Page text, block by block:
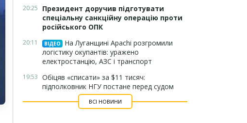
20:25
Президент доручив підготувати
спеціальну санкційну операцію проти
російського ОПК
20:11 ВІДЕО
На Луганщині Apachi розгромили
логістику окупантів: уражено
електростанцію, АЗС і транспорт
19:53 Обіцяв «списати» за $11 тисяч:
підполковник НГУ постане перед судом
ВСІ НОВИНИ